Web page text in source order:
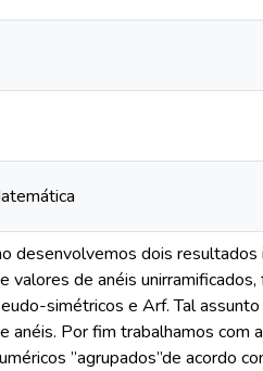
desenvolvemos dois resultados
valores de anéis
simétricos e Arf. Tal
anéis. Por fim trabalhamos com
”agrupados”de acordo